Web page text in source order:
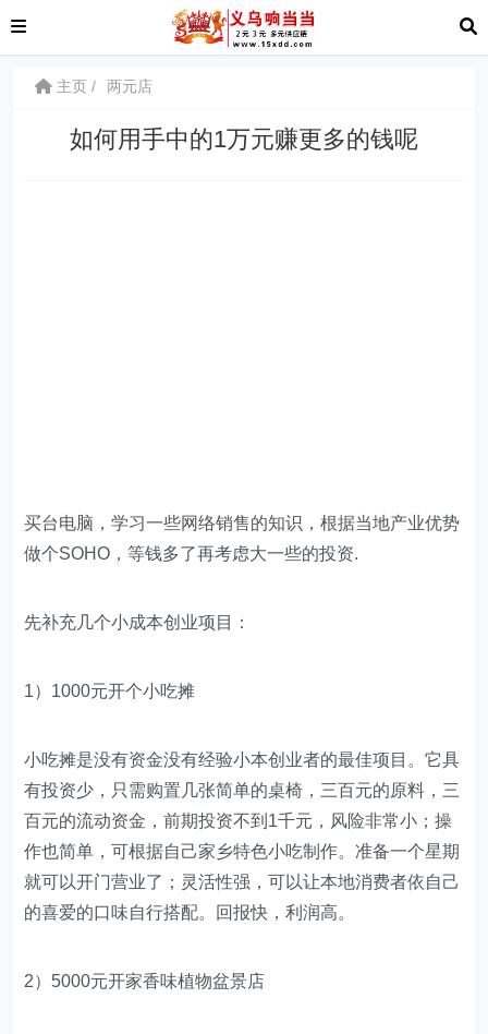
主页 两元店
如何用手中的1万元赚更多的钱呢
买台电脑，学习一些网络销售的知识，根据当地产业优势
做个SOHO，等钱多了再考虑大一些的投资.
先补充几个小成本创业项目：
1）1000元开个小吃摊
小吃摊是没有资金没有经验小本创业者的最佳项目。它具
有投资少，只需购置几张简单的桌椅，三百元的原料，三
百元的流动资金，前期投资不到1千元，风险非常小；操
作也简单，可根据自己家乡特色小吃制作。准备一个星期
就可以开门营业了；灵活性强，可以让本地消费者依自己
的喜爱的口味自行搭配。回报快，利润高。
2）5000元开家香味植物盆景店